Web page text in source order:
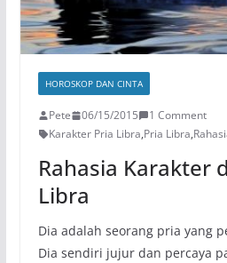
HOROSKOP DAN CINTA
Pete 06/15/2015
1 Comment
Karakter Pria Libra,Pria Libra,
Rahasia Karakter
Libra
Dia adalah seorang pria yang
Dia sendiri jujur dan percaya